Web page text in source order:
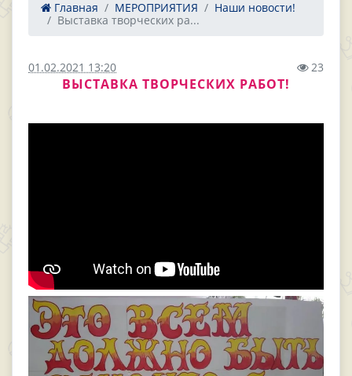
Главная МЕРОПРИЯТИЯ
Наши новости!
Выставка творческих ра...
01.02.2021 13:20 23
ВЫСТАВКА ТВОРЧЕСКИХ РАБОТ!